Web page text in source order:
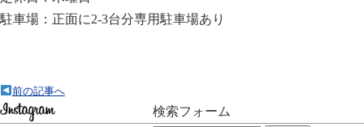
駐車場：正面に2-3台分専用駐車場あり
前の記事へ
検索フォーム